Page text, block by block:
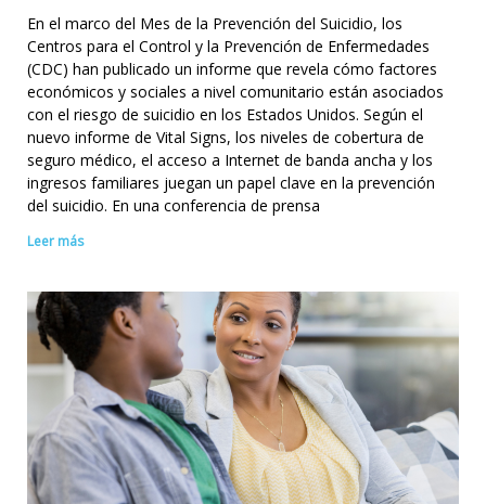
En el marco del Mes de la Prevención del Suicidio, los
Centros para el Control y la Prevención de Enfermedades
(CDC) han publicado un informe que revela cómo factores
económicos y sociales a nivel comunitario están asociados
con el riesgo de suicidio en los Estados Unidos. Según el
nuevo informe de Vital Signs, los niveles de cobertura de
seguro médico, el acceso a Internet de banda ancha y los
ingresos familiares juegan un papel clave en la prevención
del suicidio. En una conferencia de prensa
Leer más